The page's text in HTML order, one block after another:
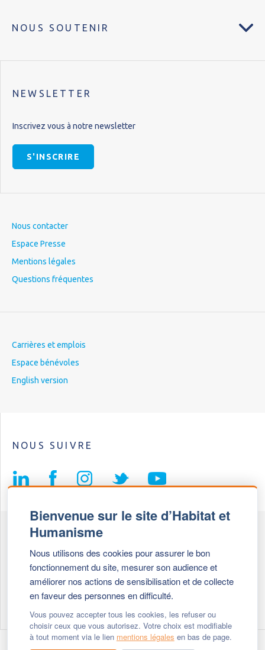
Bienvenue sur le site d’Habitat et
Humanisme
Nous utilisons des cookies pour assurer le bon
fonctionnement du site, mesurer son audience et
améliorer nos actions de sensibilisation et de collecte
en faveur des personnes en difficulté.
Vous pouvez accepter tous les cookies, les refuser ou
choisir ceux que vous autorisez. Votre choix est modifiable
à tout moment via le lien mentions légales en bas de page.
NOUS SOUTENIR
NEWSLETTER
Inscrivez vous à notre newsletter
S'INSCRIRE
Nous contacter
Espace Presse
Mentions légales
Questions fréquentes
Carrières et emplois
Espace bénévoles
English version
NOUS SUIVRE
69647 Caluire et Cuire cedex
+ 33 (0)4 72 27 42 58